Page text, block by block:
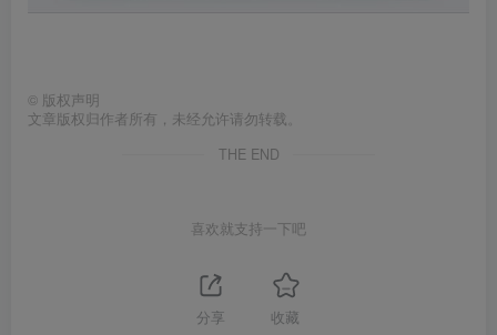
© 版权声明
文章版权归作者所有，未经允许请勿转载。
THE END
喜欢就支持一下吧
分享 收藏